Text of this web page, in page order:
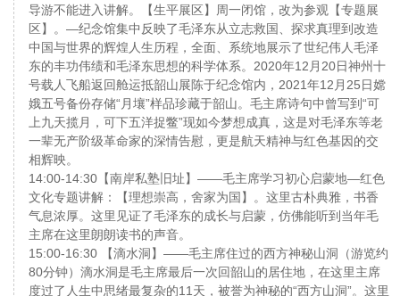
导游不能进入讲解。【生平展区】周一闭馆，改为参观【专题展
区】。—纪念馆集中反映了毛泽东从立志救国、探求真理到改造
中国与世界的辉煌人生历程，全面、系统地展示了世纪伟人毛泽
东的丰功伟绩和毛泽东思想的科学体系。2020年12月20日神州十
号载人飞船返回舱运抵韶山展陈于纪念馆内，2021年12月25日嫦
娥五号备份存储“月壤”样品珍藏于韶山。毛主席诗句中曾写到“可
上九天揽月，可下五洋捉鳖”现如今梦想成真，这是对毛泽东等老
一辈无产阶级革命家的深情告慰，更是航天精神与红色基因的交
相辉映。
14:00-14:30【南岸私塾旧址】——毛主席学习初心启蒙地—红色
文化专题讲解：【理想崇高，舍家为国】。这里古朴典雅，书香
气息浓厚。这里见证了毛泽东的成长与启蒙，仿佛能听到当年毛
主席在这里朗朗读书的声音。
15:00-16:30 【滴水洞】——毛主席住过的西方神秘山洞（游览约
80分钟）滴水洞是毛主席最后一次回韶山的居住地，在这里主席
度过了人生中思绪最复杂的11天，被誉为神秘的“西方山洞”。这里